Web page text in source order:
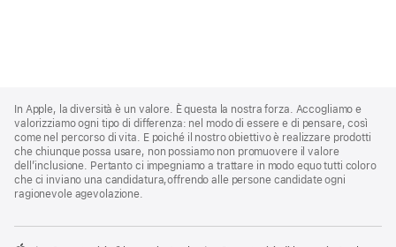
Footer
In Apple, la diversità è un valore. È questa la nostra forza. Accogliamo e
valorizziamo ogni tipo di differenza: nel modo di essere e di pensare, così
come nel percorso di vita. E poiché il nostro obiettivo è realizzare prodotti
che chiunque possa usare, non possiamo non promuovere il valore
dell’inclusione. Pertanto ci impegniamo a trattare in modo equo tutti coloro
che ci inviano una candidatura,offrendo alle persone candidate ogni
ragionevole agevolazione.